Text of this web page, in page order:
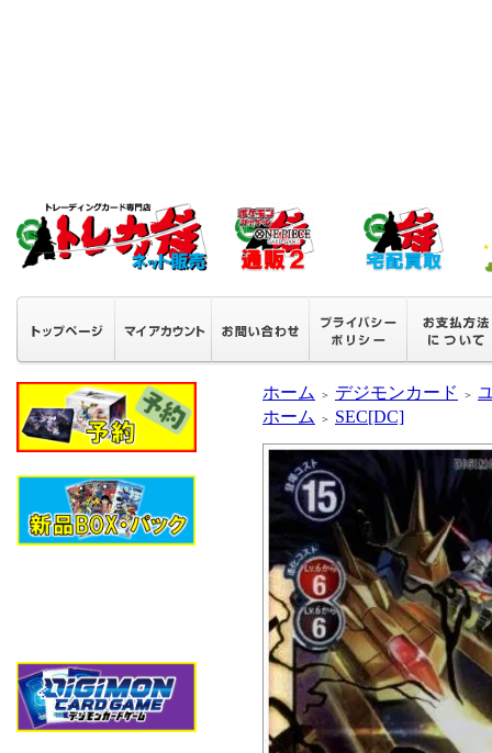
ホーム ＞ デジモンカード ＞
ホーム
＞ SEC[DC]